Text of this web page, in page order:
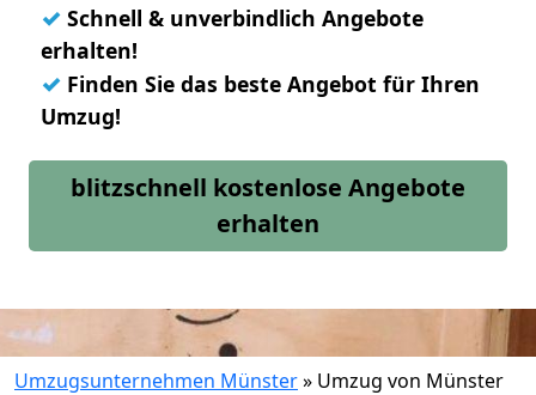
✓ Schnell & unverbindlich Angebote
erhalten!
✓ Finden Sie das beste Angebot für Ihren
Umzug!
blitzschnell kostenlose Angebote
erhalten
Umzugsunternehmen Münster» Umzug von Münster